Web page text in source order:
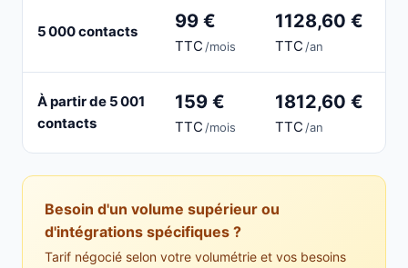
5 000 contacts 99 €
TTC/mois
1128,60 €
TTC/an
À partir de 5 001
contacts
159 €
TTC/mois
1812,60 €
TTC/an
Besoin d'un volume supérieur ou
d'intégrations spécifiques ?
Tarif négocié selon votre volumétrie et vos besoins